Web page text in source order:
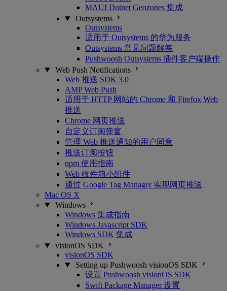
MAUI Dotnet Geozones 集成
Outsystems
Outsystems
适用于 Outsystems 的华为服务
Outsystems 常见问题解答
Pushwoosh Outsystems 插件客户端操作
Web Push Notifications
Web 推送 SDK 3.0
AMP Web Push
适用于 HTTP 网站的 Chrome 和 Firefox Web
推送
Chrome 网页推送
自定义订阅弹窗
管理 Web 推送通知的用户同意
推送订阅按钮
npm 使用指南
Web 收件箱小组件
通过 Google Tag Manager 实现网页推送
Mac OS X
Windows
Windows 集成指南
Windows Javascript SDK
Windows SDK 集成
visionOS SDK
visionOS SDK
Setting up Pushwoosh visionOS SDK
设置 Pushwoosh visionOS SDK
Swift Package Manager 设置